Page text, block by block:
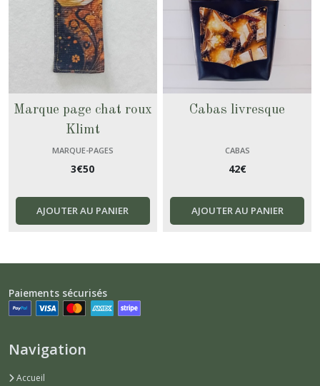
Marque page chat roux
Klimt
MARQUE-PAGES
3€50
AJOUTER AU PANIER
Cabas livresque
CABAS
42€
AJOUTER AU PANIER
Paiements sécurisés
Navigation
Accueil